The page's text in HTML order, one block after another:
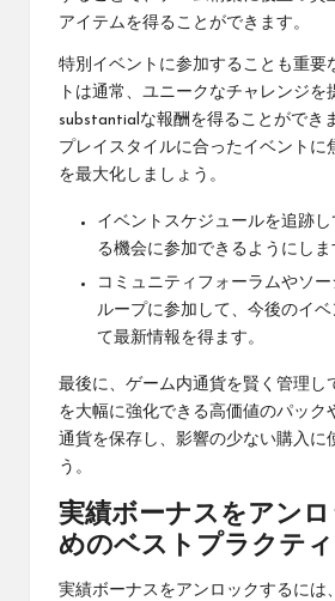
アイテムを得ることができます。
特別イベントに参加することも重要
トは通常、ユニークなチャレンジを
substantialな報酬を得ることができ
プレイスタイルに合ったイベントに
を最大化しましょう。
イベントスケジュールを追跡
る機会に参加できるようにしま
コミュニティフォーラムやソ
ループに参加して、今後のイ
て最新情報を得ます。
最後に、ゲーム内通貨を賢く管理し
を大幅に強化できる高価値のパック
通貨を保存し、影響の少ない購入に
う。
実績ボーナスをアン
めのベストプラクテ
実績ボーナスをアンロックするには